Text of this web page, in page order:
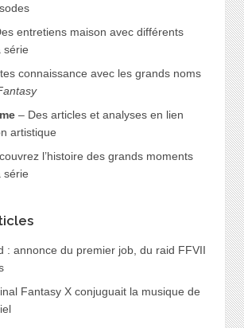
entretiens maison avec différents
série
connaissance avec les grands noms
– Des articles et analyses en lien
artistique
l’histoire des grands moments
série
: annonce du premier job, du raid FFVII
Fantasy X conjuguait la musique de